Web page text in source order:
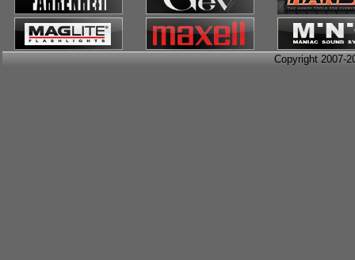
Copyright 2007-